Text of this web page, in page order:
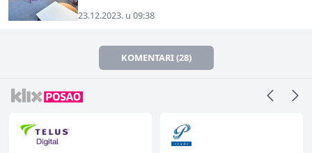
23.12.2023. u 09:38
KOMENTARI (28)